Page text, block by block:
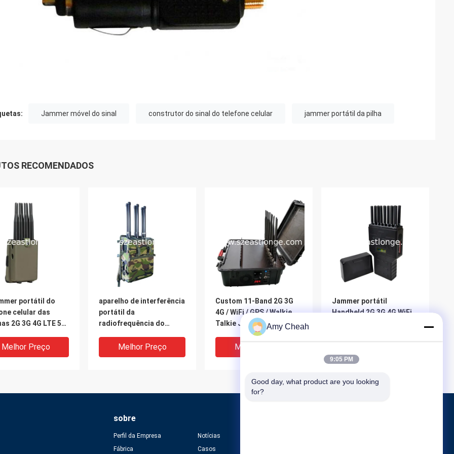
Jammer móvel do sinal construtor do sinal do telefone celular jammer portátil da pilha
RECOMENDADOS
portátil do
celular das
2G 3G 4G LTE 5G
da frequência
FM do VHF
Melhor Preço
aparelho de interferência
portátil da
radiofrequência do
telefone celular do rádio
de 80m
Melhor Preço
Custom 11-Band 2G 3G
4G / WiFi / GPS / Walkie
Talkie Jammer de sinal
portátil 60W de alta
potênciaMelhor Preço
Jammer portátil
Handheld 2G 3G 4G WiFi
sobre
Perfil da Empresa
Fábrica
Notícias
Casos
Amy Cheah
9:05 PM
Good day, what product are you looking
for?